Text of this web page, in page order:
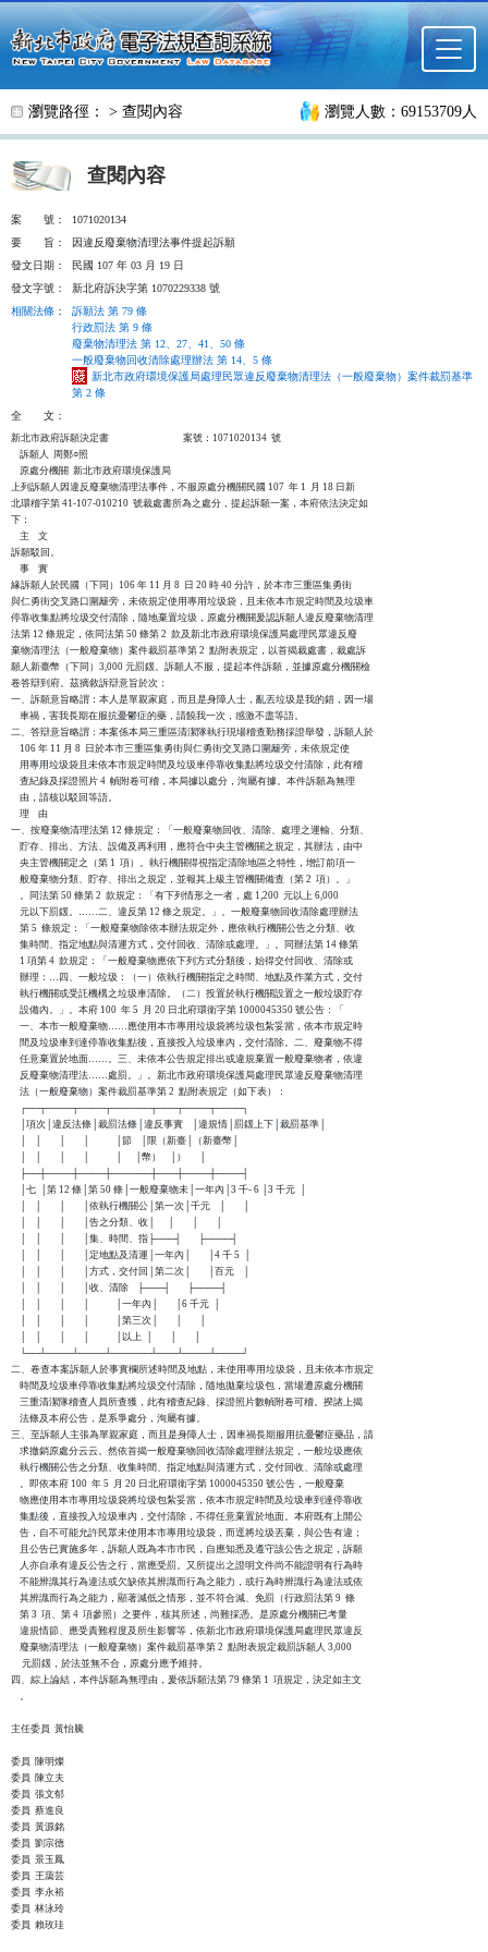
跳至主要內容
瀏覽路徑： > 查閱內容 瀏覽人數：69153709人
查閱內容
案 號：
1071020134
要
旨：
因違反廢棄物清理法事件提起訴願
發文日期：
民國 107 年 03 月 19 日
發文字號：
新北府訴決字第 1070229338 號
相關法條 ：
訴願法 第 79 條
行政罰法 第 9 條
廢棄物清理法 第 12、27、41、50 條
一般廢棄物回收清除處理辦法 第 14、5 條
新北市政府環境保護局處理民眾違反廢棄物清理法（一般廢棄物）案件裁罰基準
第 2 條
全
文：
新北市政府訴願決定書                                  案號：1071020134  號
    訴願人  周鄭○照
    原處分機關  新北市政府環境保護局
上列訴願人因違反廢棄物清理法事件，不服原處分機關民國 107  年 1  月 18 日新
北環稽字第 41-107-010210  號裁處書所為之處分，提起訴願一案，本府依法決定如
下：
    主    文
訴願駁回。
    事    實
緣訴願人於民國（下同）106 年 11 月 8  日 20 時 40 分許，於本市三重區集勇街
與仁勇街交叉路口圍籬旁，未依規定使用專用垃圾袋，且未依本市規定時間及垃圾車
停靠收集點將垃圾交付清除，隨地棄置垃圾，原處分機關爰認訴願人違反廢棄物清理
法第 12 條規定，依同法第 50 條第 2  款及新北市政府環境保護局處理民眾違反廢
棄物清理法（一般廢棄物）案件裁罰基準第 2  點附表規定，以首揭裁處書，裁處訴
願人新臺幣（下同）3,000 元罰鍰。訴願人不服，提起本件訴願，並據原處分機關檢
卷答辯到府。茲摘敘訴辯意旨於次：
一、訴願意旨略謂：本人是單親家庭，而且是身障人士，亂丟垃圾是我的錯，因一場
    車禍，害我長期在服抗憂鬱症的藥，請饒我一次，感激不盡等語。
二、答辯意旨略謂：本案係本局三重區清潔隊執行現場稽查勤務採證舉發，訴願人於
    106 年 11 月 8  日於本市三重區集勇街與仁勇街交叉路口圍籬旁，未依規定使
    用專用垃圾袋且未依本市規定時間及垃圾車停靠收集點將垃圾交付清除，此有稽
    查紀錄及採證照片 4  幀附卷可稽，本局據以處分，洵屬有據。本件訴願為無理
    由，請核以駁回等語。
    理    由
一、按廢棄物清理法第 12 條規定：「一般廢棄物回收、清除、處理之運輸、分類、
    貯存、排出、方法、設備及再利用，應符合中央主管機關之規定，其辦法，由中
    央主管機關定之（第 1  項）。執行機關得視指定清除地區之特性，增訂前項一
    般廢棄物分類、貯存、排出之規定，並報其上級主管機關備查（第 2  項）。」
    。同法第 50 條第 2  款規定：「有下列情形之一者，處 1,200  元以上 6,000
    元以下罰鍰。……二、違反第 12 條之規定。」。一般廢棄物回收清除處理辦法
    第 5  條規定：「一般廢棄物除依本辦法規定外，應依執行機關公告之分類、收
    集時間、指定地點與清運方式，交付回收、清除或處理。」。同辦法第 14 條第
    1 項第 4  款規定：「一般廢棄物應依下列方式分類後，始得交付回收、清除或
    辦理：…四、一般垃圾：（一）依執行機關指定之時間、地點及作業方式，交付
    執行機關或受託機構之垃圾車清除。（二）投置於執行機關設置之一般垃圾貯存
    設備內。」。本府 100  年 5  月 20 日北府環衛字第 1000045350 號公告：「
    一、本市一般廢棄物……應使用本市專用垃圾袋將垃圾包紮妥當，依本市規定時
    間及垃圾車到達停靠收集點後，直接投入垃圾車內，交付清除。二、廢棄物不得
    任意棄置於地面……。三、未依本公告規定排出或違規棄置一般廢棄物者，依違
    反廢棄物清理法……處罰。」。新北市政府環境保護局處理民眾違反廢棄物清理
    法（一般廢棄物）案件裁罰基準第 2  點附表規定（如下表）：
    ┌──┬────┬────┬──────┬───┬────┬────┐
    │項次│違反法條│裁罰法條│違反事實    │違規情│罰鍰上下│裁罰基準│
    │    │        │        │            │節    │限（新臺│（新臺幣│
    │    │        │        │            │      │幣）    │）      │
    ├──┼────┼────┼──────┼───┼────┼────┤
    │七  │第 12 條│第 50 條│一般廢棄物未│一年內│3 千- 6 │3 千元  │
    │    │        │        │依執行機關公│第一次│千元    │        │
    │    │        │        │告之分類、收│      │        │        │
    │    │        │        │集、時間、指├───┤        ├────┤
    │    │        │        │定地點及清運│一年內│        │4 千 5  │
    │    │        │        │方式，交付回│第二次│        │百元    │
    │    │        │        │收、清除    ├───┤        ├────┤
    │    │        │        │            │一年內│        │6 千元  │
    │    │        │        │            │第三次│        │        │
    │    │        │        │            │以上  │        │        │
    └──┴────┴────┴──────┴───┴────┴────┘
二、卷查本案訴願人於事實欄所述時間及地點，未使用專用垃圾袋，且未依本市規定
    時間及垃圾車停靠收集點將垃圾交付清除，隨地拋棄垃圾包，當場遭原處分機關
    三重清潔隊稽查人員所查獲，此有稽查紀錄、採證照片數幀附卷可稽。揆諸上揭
    法條及本府公告，是系爭處分，洵屬有據。
三、至訴願人主張為單親家庭，而且是身障人士，因車禍長期服用抗憂鬱症藥品，請
    求撤銷原處分云云。然依首揭一般廢棄物回收清除處理辦法規定，一般垃圾應依
    執行機關公告之分類、收集時間、指定地點與清運方式，交付回收、清除或處理
    。即依本府 100  年 5  月 20 日北府環衛字第 1000045350 號公告，一般廢棄
    物應使用本市專用垃圾袋將垃圾包紮妥當，依本市規定時間及垃圾車到達停靠收
    集點後，直接投入垃圾車內，交付清除，不得任意棄置於地面。本府既有上開公
    告，自不可能允許民眾未使用本市專用垃圾袋，而逕將垃圾丟棄，與公告有違；
    且公告已實施多年，訴願人既為本市市民，自應知悉及遵守該公告之規定，訴願
    人亦自承有違反公告之行，當應受罰。又所提出之證明文件尚不能證明有行為時
    不能辨識其行為違法或欠缺依其辨識而行為之能力，或行為時辨識行為違法或依
    其辨識而行為之能力，顯著減低之情形，並不符合減、免罰（行政罰法第 9  條
    第 3  項、第 4  項參照）之要件，核其所述，尚難採憑。是原處分機關已考量
    違規情節、應受責難程度及所生影響等，依新北市政府環境保護局處理民眾違反
    廢棄物清理法（一般廢棄物）案件裁罰基準第 2  點附表規定裁罰訴願人 3,000
     元罰鍰，於法並無不合，原處分應予維持。
四、綜上論結，本件訴願為無理由，爰依訴願法第 79 條第 1  項規定，決定如主文
    。
主任委員  黃怡騰
委員  陳明燦
委員  陳立夫
委員  張文郁
委員  蔡進良
委員  黃源銘
委員  劉宗德
委員  景玉鳳
委員  王藹芸
委員  李永裕
委員  林泳玲
委員  賴玫珪